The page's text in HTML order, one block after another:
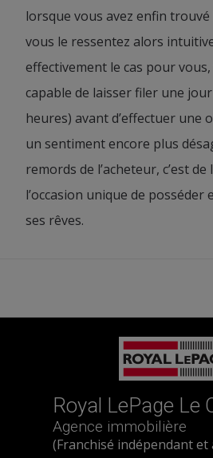
lorsque vous avez enfin
vous le ressentez alors
effectivement le cas pour
capable de laisser filer une
heures) avant d’effectuer une
un sentiment encore plus
remords de l’acheteur, c’est
l’occasion unique de posséder
ses rêves.
Royal LePage Le
Agence immobilière
(Franchisé indépendant